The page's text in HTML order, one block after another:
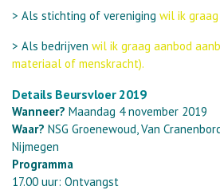
> Als stichting of vereniging wil ik
> Als bedrijven wil ik graag aanbod
materiaal of menskracht).
Details Beursvloer 2019
Wanneer? Maandag 4 november 2019
Waar? NSG Groenewoud, Van
Nijmegen
Programma
17.00 uur: Ontvangst